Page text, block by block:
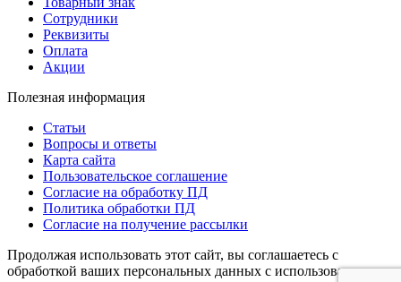
Сотрудники
Реквизиты
Оплата
Акции
Полезная информация
Статьи
Вопросы и ответы
Карта сайта
Пользовательское соглашение
Согласие на обработку ПД
Политика обработки ПД
Согласие на получение рассылки
Продолжая использовать этот сайт, вы соглашаетесь с
обработкой ваших персональных данных с использованием